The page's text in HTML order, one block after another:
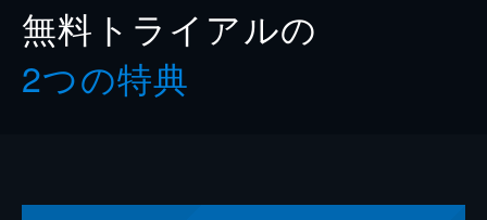
無料トライアルの
2つの特典